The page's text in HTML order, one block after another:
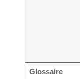
Glossaire